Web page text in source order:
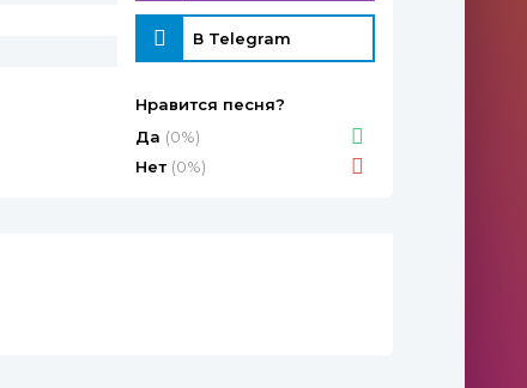
В Telegram
Нравится песня?
Да (0%)
Нет (0%)